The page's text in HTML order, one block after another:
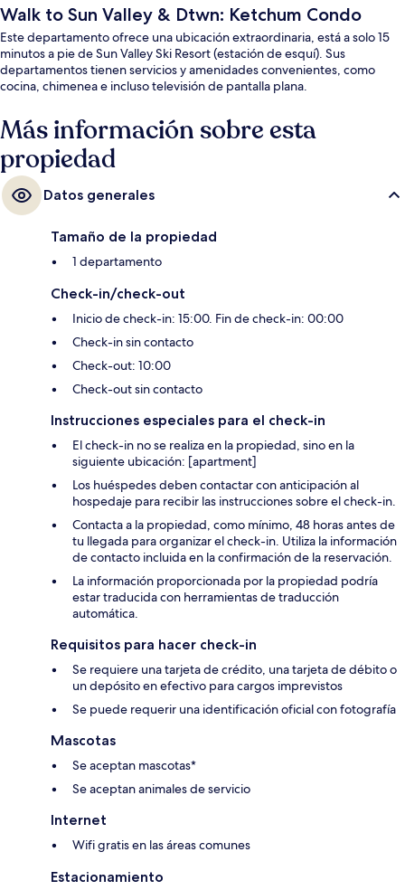
Walk to Sun Valley & Dtwn: Ketchum Condo
Este departamento ofrece una ubicación extraordinaria, está a solo 15
minutos a pie de Sun Valley Ski Resort (estación de esquí). Sus
departamentos tienen servicios y amenidades convenientes, como
cocina, chimenea e incluso televisión de pantalla plana.
Más información sobre esta
propiedad
Datos generales
Tamaño de la propiedad
1 departamento
Check-in/check-out
Inicio de check-in: 15:00. Fin de check-in: 00:00
Check-in sin contacto
Check-out: 10:00
Check-out sin contacto
Instrucciones especiales para el check-in
El check-in no se realiza en la propiedad, sino en la
siguiente ubicación: [apartment]
Los huéspedes deben contactar con anticipación al
hospedaje para recibir las instrucciones sobre el check-in.
Contacta a la propiedad, como mínimo, 48 horas antes de
tu llegada para organizar el check-in. Utiliza la información
de contacto incluida en la confirmación de la reservación.
La información proporcionada por la propiedad podría
estar traducida con herramientas de traducción
automática.
Requisitos para hacer check-in
Se requiere una tarjeta de crédito, una tarjeta de débito o
un depósito en efectivo para cargos imprevistos
Se puede requerir una identificación oficial con fotografía
Mascotas
Se aceptan mascotas*
Se aceptan animales de servicio
Internet
Wifi gratis en las áreas comunes
Estacionamiento